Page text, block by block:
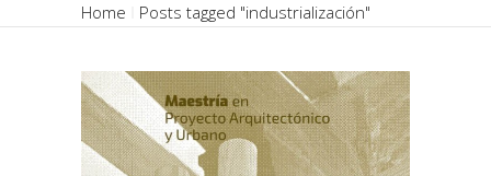
Home Posts tagged "industrialización"